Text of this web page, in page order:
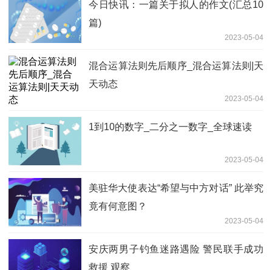
今日快讯：一篇关于拟人的作文(汇总10
篇)
2023-05-04
混合运算法则先后顺序_混合运算法则|天
天动态
2023-05-04
1到10的数字_二分之一数字_全球速读
2023-05-04
美驻华大使表达“希望与中方对话” 此举究
竟有何意图？
2023-05-04
安庆两男子钓鱼迷路遇险 警民联手成功
救援 观察